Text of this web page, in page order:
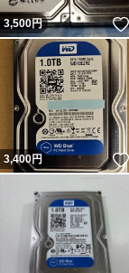
3,500円
3,400円